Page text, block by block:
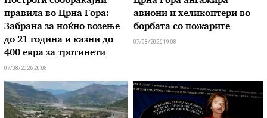
правила во Црна Гора:
Забрана за ноќно возење
до 21 година и казни до
400 евра за тротинети
07/08/2026 20:08
авиони и хеликоптери во
борбата со пожарите
07/08/2026 19:08